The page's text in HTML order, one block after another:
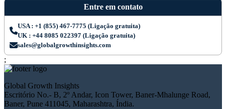
Entre em contato
USA : +1 (855) 467-7775 (Ligação gratuita)
UK : +44 8085 022397 (Ligação gratuita)
sales@globalgrowthinsights.com
;
Global Growth Insights
Escritório No.- B, 2º Andar, Icon Tower, Baner-Mhalunge Road,
Baner, Pune 411045, Maharashtra, Índia.